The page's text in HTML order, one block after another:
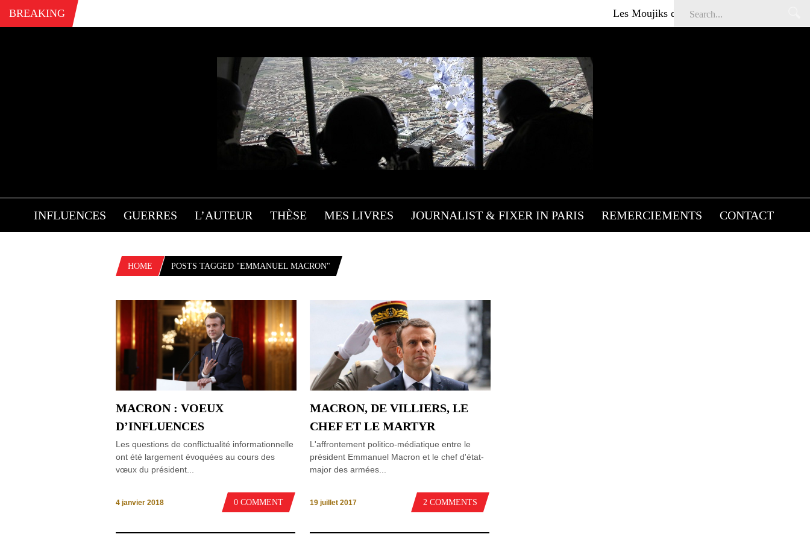
BREAKING Les Moujiks dans Affaires sensibles
INFLUENCES GUERRES L’AUTEUR THÈSE MES LIVRES JOURNALIST & FIXER IN PARIS REMERCIEMENTS CONTACT
HOME POSTS TAGGED "EMMANUEL MACRON"
MACRON : VOEUX
D’INFLUENCES
Les questions de conflictualité informationnelle
ont été largement évoquées au cours des
vœux du président...
4 janvier 2018 0 COMMENT
MACRON, DE VILLIERS, LE
CHEF ET LE MARTYR
L'affrontement politico-médiatique entre le
président Emmanuel Macron et le chef d'état-
major des armées...
19 juillet 2017 2 COMMENTS